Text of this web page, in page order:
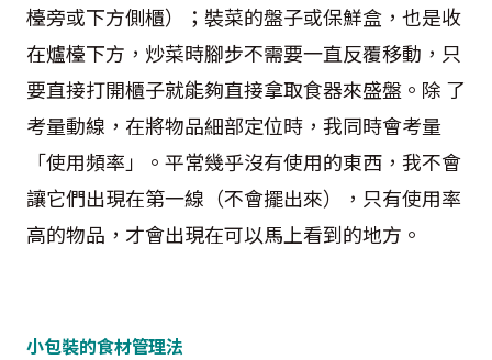
檯旁或下方側櫃）；裝菜的盤子或保鮮盒，也是收
在爐檯下方，炒菜時腳步不需要一直反覆移動，只
要直接打開櫃子就能夠直接拿取食器來盛盤。除 了
考量動線，在將物品細部定位時，我同時會考量
「使用頻率」。平常幾乎沒有使用的東西，我不會
讓它們出現在第一線（不會擺出來），只有使用率
高的物品，才會出現在可以馬上看到的地方。
小包裝的食材管理法